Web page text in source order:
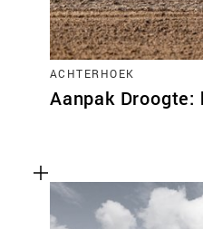
ACHTERHOEK
Aanpak